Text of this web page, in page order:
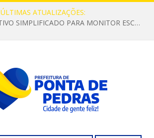
ÚLTIMAS ATUALIZAÇÕES:
PROCESSO SELETIVO SIMPLIFICADO PARA MONITOR ESCOLAR